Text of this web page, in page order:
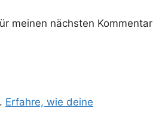
meinen nächsten Kommentar
Erfahre, wie deine